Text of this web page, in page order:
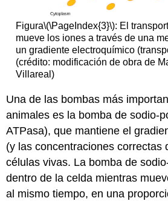
Figura\(\PageIndex{3}\): El
mueve los iones a través de una
un gradiente electroquímico
(crédito: modificación de obra de
Villareal)
Una de las bombas más
animales es la bomba de sodio-
ATPasa), que mantiene el
(y las concentraciones correctas
células vivas. La bomba de
dentro de la celda mientras
al mismo tiempo, en una